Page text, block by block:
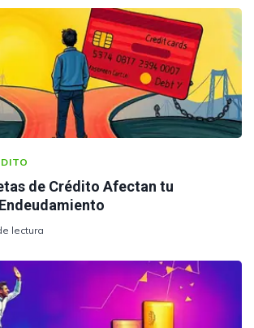
de Crédito Afectan tu
lectura